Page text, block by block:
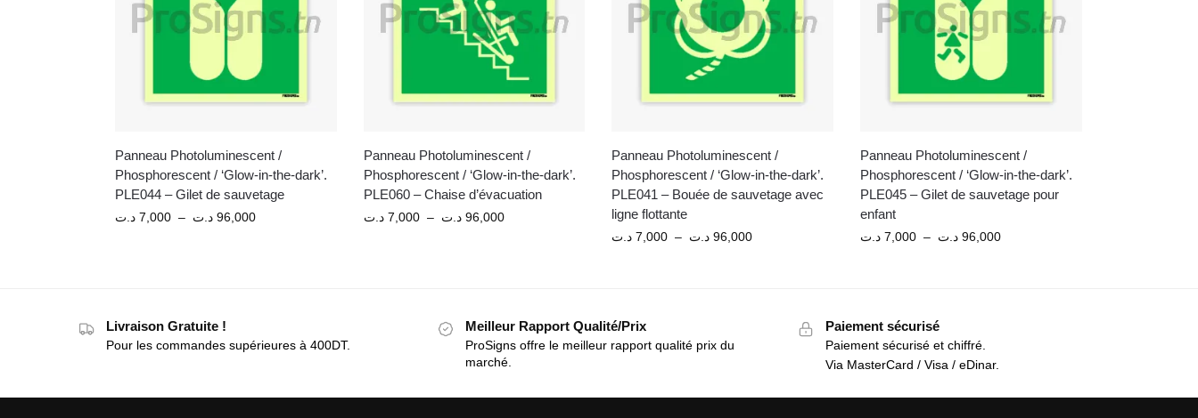
Panneau Photoluminescent /
Phosphorescent / ‘Glow-in-the-dark’.
PLE044 – Gilet de sauvetage
7,000 د.ت – 96,000 د.ت
Panneau Photoluminescent /
Phosphorescent / ‘Glow-in-the-dark’.
PLE060 – Chaise d’évacuation
7,000 د.ت – 96,000 د.ت
Panneau Photoluminescent /
Phosphorescent / ‘Glow-in-the-dark’.
PLE041 – Bouée de sauvetage avec
ligne flottante
7,000 د.ت – 96,000 د.ت
Panneau Photoluminescent /
Phosphorescent / ‘Glow-in-the-dark’.
PLE045 – Gilet de sauvetage pour
enfant
7,000 د.ت – 96,000 د.ت
Livraison Gratuite !
Pour les commandes supérieures à 400DT.
Meilleur Rapport Qualité/Prix
ProSigns offre le meilleur rapport qualité prix du
marché.
Paiement sécurisé
Paiement sécurisé et chiffré.
Via MasterCard / Visa / eDinar.